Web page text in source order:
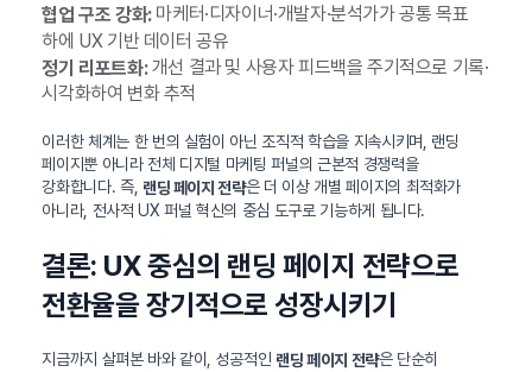
협업 구조 강화:마케터·디자이너·개발자·분석가가 공통 목표
하에 UX 기반 데이터 공유
정기 리포트화:개선 결과 및 사용자 피드백을 주기적으로 기록·
시각화하여 변화 추적
이러한 체계는 한 번의 실험이 아닌 조직적 학습을 지속시키며, 랜딩
페이지뿐 아니라 전체 디지털 마케팅 퍼널의 근본적 경쟁력을
강화합니다. 즉, 랜딩 페이지 전략은 더 이상 개별 페이지의 최적화가
아니라, 전사적 UX 퍼널 혁신의 중심 도구로 기능하게 됩니다.
결론: UX 중심의 랜딩 페이지 전략으로
전환율을 장기적으로 성장시키기
지금까지 살펴본 바와 같이, 성공적인 랜딩 페이지 전략은 단순히